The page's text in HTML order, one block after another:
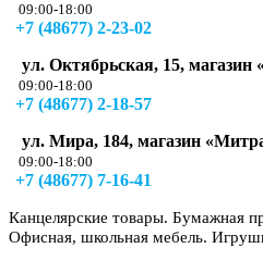
09:00-18:00
+7 (48677) 2-23-02
ул. Октябрьская, 15, магазин
09:00-18:00
+7 (48677) 2-18-57
ул. Мира, 184, магазин
09:00-18:00
+7 (48677) 7-16-41
Канцелярские товары. Бумажная
Офисная, школьная мебель.